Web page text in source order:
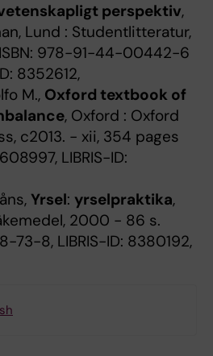
perspektiv,
Lund : Studentlitteratur,
978-91-44-00442-6
8352612,
M., Oxford textbook of
, Oxford : Oxford
c2013. - xii, 354 pages
LIBRIS-ID:
Yrsel: yrselpraktika,
2000 - 86 s.
73-8, LIBRIS-ID: 8380192,